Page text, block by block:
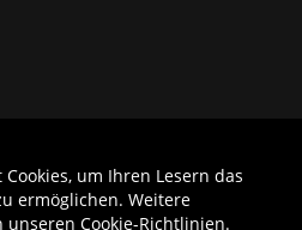
um Ihren Lesern das
ermöglichen. Weitere
unseren Cookie-Richtlinien.
Auftrag widerrufen